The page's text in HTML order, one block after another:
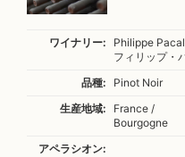
ワイナリー:
Philippe
フィリップ・
品種:
Pinot Noir
生産地域:
France /
Bourgogne
アペラシオン: